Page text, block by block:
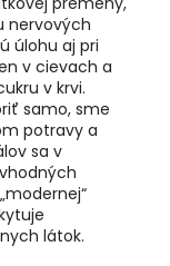
nervových
úlohu aj pri
v cievach a
v krvi.
samo, sme
potravy a
sa v
látok.